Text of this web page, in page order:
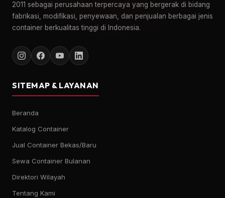
2011 sebagai perusahaan terpercaya yang bergerak di bidang
fabrikasi, modifikasi, penyewaan, dan penjualan berbagai jenis
container berkualitas tinggi di Indonesia.
SITEMAP & LAYANAN
Beranda
Katalog Container
Jual Container Bekas/Baru
Sewa Container Bulanan
Direktori Wilayah
Tentang Kami